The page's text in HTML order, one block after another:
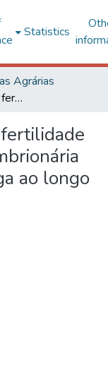
Statistics
Agrárias
Comportamento sexual, fertilidade e taxa de recuperação embrionária em jumentas da raça Pêga ao longo do ano
ao longo